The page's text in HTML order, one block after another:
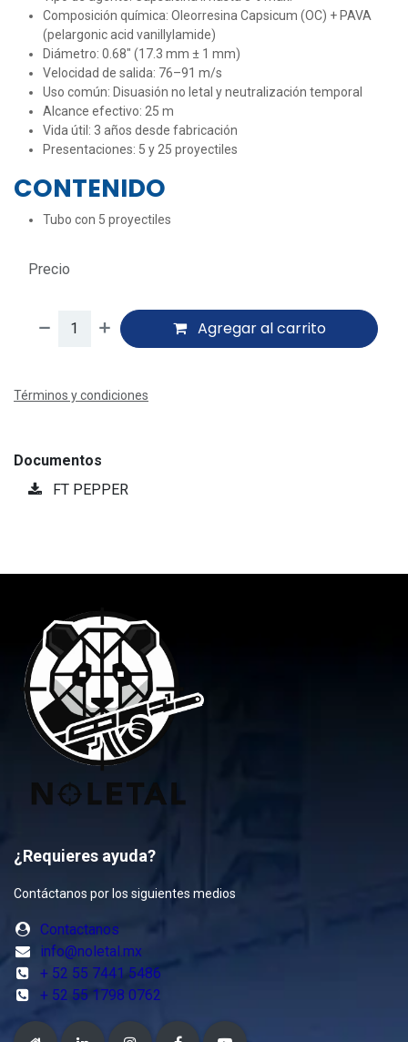
Composición química: Oleorresina Capsicum (OC) + PAVA
(pelargonic acid vanillylamide)
Diámetro: 0.68" (17.3 mm ± 1 mm)
Velocidad de salida: 76–91 m/s
Uso común: Disuasión no letal y neutralización temporal
Alcance efectivo: 25 m
Vida útil: 3 años desde fabricación
Presentaciones: 5 y 25 proyectiles
CONTENIDO
Tubo con 5 proyectiles
Agregar al carrito
Precio
Términos y condiciones
Documentos
FT PEPPER
¿Requieres ayuda?
Contáctanos por los siguientes medios
Contactanos
info@noletal.mx
+ 52 55 7441 5486
+ 52 55 1798 0762